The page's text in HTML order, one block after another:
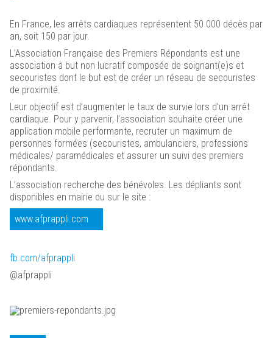
En France, les arrêts cardiaques représentent 50 000 décès par
an, soit 150 par jour.
L’Association Française des Premiers Répondants est une
association à but non lucratif composée de soignant(e)s et
secouristes dont le but est de créer un réseau de secouristes
de proximité.
Leur objectif est d’augmenter le taux de survie lors d’un arrêt
cardiaque. Pour y parvenir, l’association souhaite créer une
application mobile performante, recruter un maximum de
personnes formées (secouristes, ambulanciers, professions
médicales/ paramédicales et assurer un suivi des premiers
répondants.
L’association recherche des bénévoles. Les dépliants sont
disponibles en mairie ou sur le site :
www.afprappli.com
fb.com/afprappli
@afprappli